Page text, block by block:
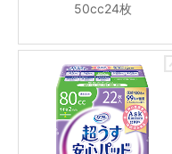
50cc24枚